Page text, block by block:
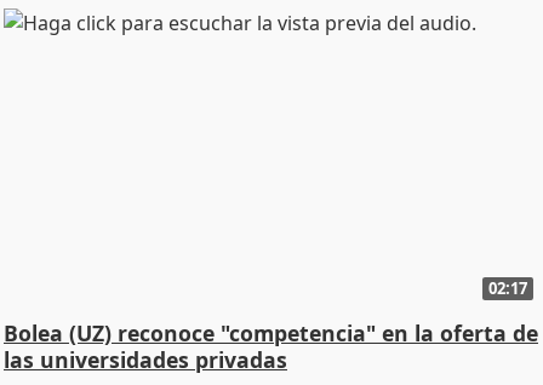
02:17
Bolea (UZ) reconoce "competencia" en la oferta de
las universidades privadas